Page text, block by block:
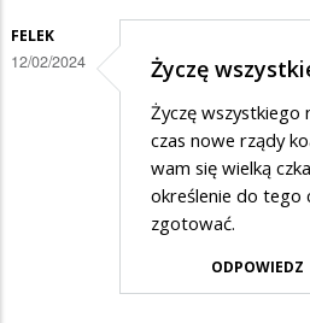
godła
FELEK
12/02/2024 Życzę
Życzę wszystkiego
czas nowe rządy
wam się wielką
określenie do tego
zgotować.
ODPOWIEDZ